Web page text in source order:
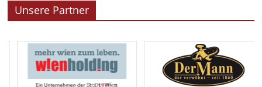
Unsere Partner